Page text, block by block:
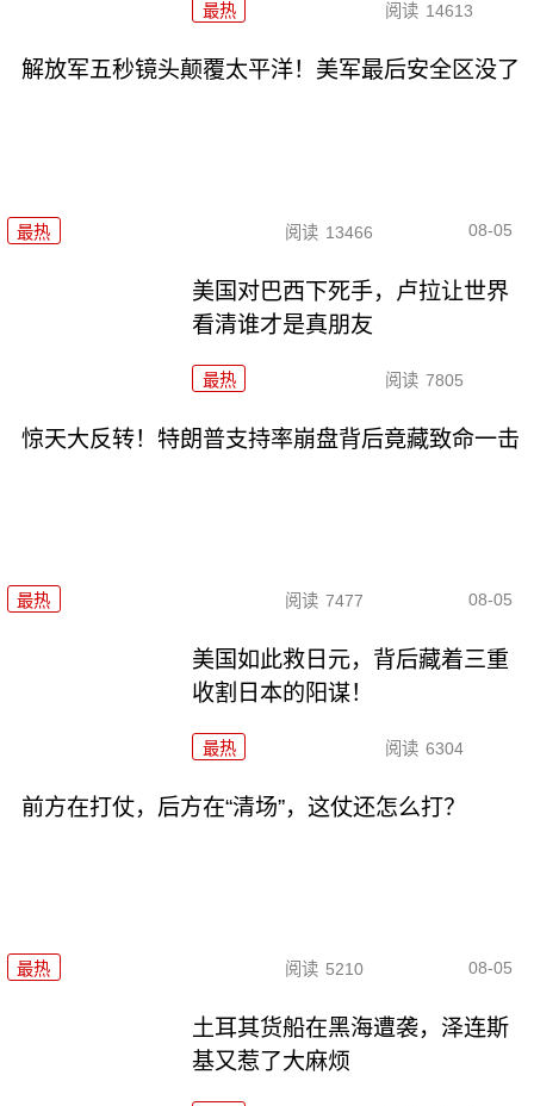
最热 阅读 14613
解放军五秒镜头颠覆太平洋！美军最后安全区没了
最热 阅读 13466 08-05
美国对巴西下死手，卢拉让世界
看清谁才是真朋友
最热 阅读 7805
惊天大反转！特朗普支持率崩盘背后竟藏致命一击
最热 阅读 7477 08-05
美国如此救日元，背后藏着三重
收割日本的阳谋！
最热 阅读 6304
前方在打仗，后方在“清场”，这仗还怎么打？
最热 阅读 5210 08-05
土耳其货船在黑海遭袭，泽连斯
基又惹了大麻烦